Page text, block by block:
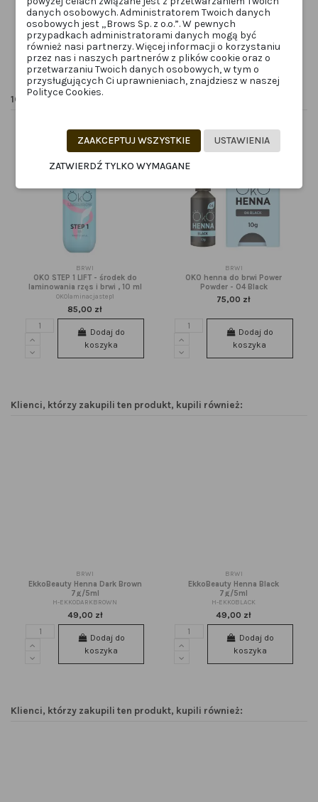
40,00 zł
Dodaj do
koszyka
149,99 zł
Zobacz
16 innych produktów w tej samej kategorii:
BRWI
OKO STEP 1 LIFT - środek do
laminowania rzęs i brwi , 10 ml
OKOlaminacjastep1
85,00 zł
Dodaj do
koszyka
BRWI
OKO henna do brwi Power
Powder - 04 Black
75,00 zł
Dodaj do
koszyka
Klienci, którzy zakupili ten produkt, kupili również:
BRWI
EkkoBeauty Henna Dark Brown
7g/5ml
H-EKKODARKBROWN
49,00 zł
Dodaj do
koszyka
BRWI
EkkoBeauty Henna Black
7g/5ml
H-EKKOBLACK
49,00 zł
Dodaj do
koszyka
Klienci, którzy zakupili ten produkt, kupili również:
danych osobowych. Administratorem Twoich danych
osobowych jest „Brows Sp. z o.o.”. W pewnych
przypadkach administratorami danych mogą być
również nasi partnerzy. Więcej informacji o korzystaniu
przez nas i naszych partnerów z plików cookie oraz o
przetwarzaniu Twoich danych osobowych, w tym o
przysługujących Ci uprawnieniach, znajdziesz w naszej
Polityce Cookies.
USTAWIENIA
ZAAKCEPTUJ WSZYSTKIE
ZATWIERDŹ TYLKO WYMAGANE